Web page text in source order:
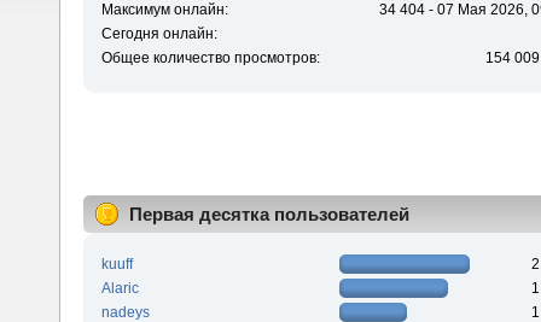
Максимум онлайн:
34 404 - 07 Мая 2026,
Сегодня онлайн:
Общее количество просмотров:
154
Первая десятка пользователей
kuuff
Alaric
nadeys